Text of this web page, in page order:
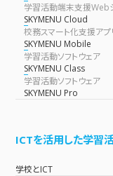
学習活動端末支援Web
SKYMENU Cloud
校務スマート化支援アプ
SKYMENU Mobile
学習活動ソフトウェア
SKYMENU Class
学習活動ソフトウェア
SKYMENU Pro
ICTを活用した学習
学校とICT